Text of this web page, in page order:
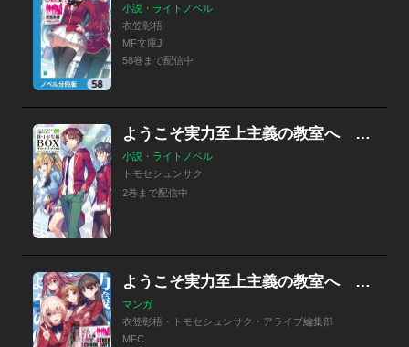
小説・ライトノベル
衣笠彰梧
MF文庫J
58巻まで配信中
ようこそ実力至上主義の教室へ トモセシュンサク Art Works
小説・ライトノベル
トモセシュンサク
2巻まで配信中
ようこそ実力至上主義の教室へ OTHER SCHOOL DAYS
マンガ
衣笠彰梧・トモセシュンサク・アライブ編集部
MFC